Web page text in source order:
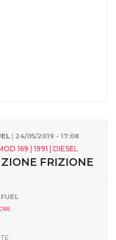
| 24/05/2019 - 17:08
169 | 1991 | DIESEL
FRIZIONE
FUEL